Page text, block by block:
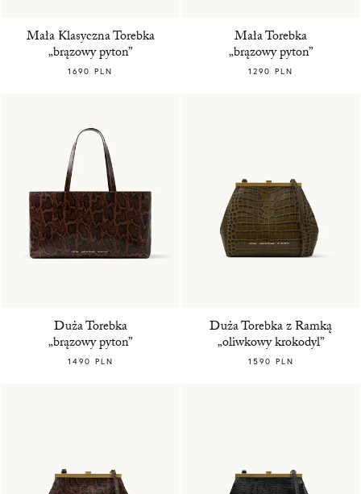
Mała Klasyczna Torebka
„brązowy pyton”
1690 PLN
Mała Torebka
„brązowy pyton”
1290 PLN
Duża Torebka
„brązowy pyton”
1490 PLN
Duża Torebka z Ramką
„oliwkowy krokodyl”
1590 PLN